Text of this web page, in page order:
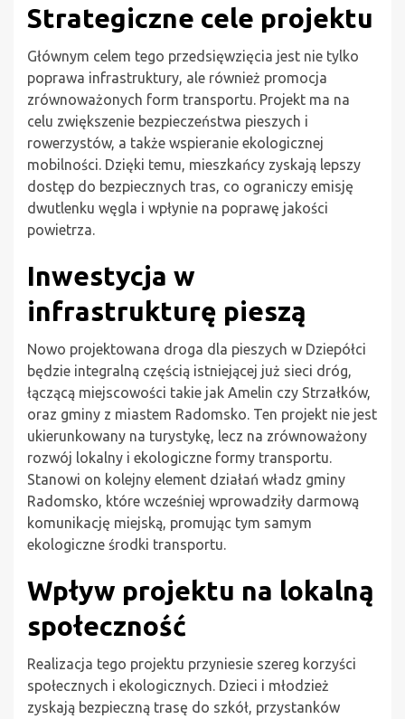
Strategiczne cele projektu
Głównym celem tego przedsięwzięcia jest nie tylko
poprawa infrastruktury, ale również promocja
zrównoważonych form transportu. Projekt ma na
celu zwiększenie bezpieczeństwa pieszych i
rowerzystów, a także wspieranie ekologicznej
mobilności. Dzięki temu, mieszkańcy zyskają lepszy
dostęp do bezpiecznych tras, co ograniczy emisję
dwutlenku węgla i wpłynie na poprawę jakości
powietrza.
Inwestycja w
infrastrukturę pieszą
Nowo projektowana droga dla pieszych w Dziepółci
będzie integralną częścią istniejącej już sieci dróg,
łączącą miejscowości takie jak Amelin czy Strzałków,
oraz gminy z miastem Radomsko. Ten projekt nie jest
ukierunkowany na turystykę, lecz na zrównoważony
rozwój lokalny i ekologiczne formy transportu.
Stanowi on kolejny element działań władz gminy
Radomsko, które wcześniej wprowadziły darmową
komunikację miejską, promując tym samym
ekologiczne środki transportu.
Wpływ projektu na lokalną
społeczność
Realizacja tego projektu przyniesie szereg korzyści
społecznych i ekologicznych. Dzieci i młodzież
zyskają bezpieczną trasę do szkół, przystanków